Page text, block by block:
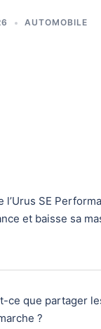
AUTOMOBILE
l’Urus SE
et baisse sa
ce que partager
?